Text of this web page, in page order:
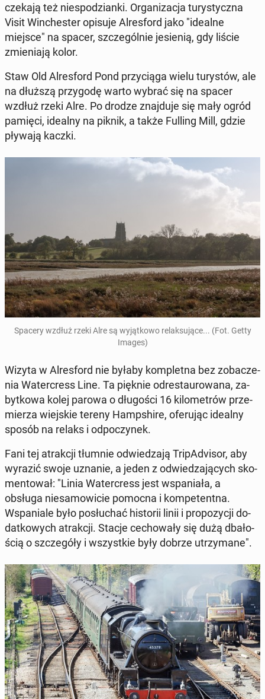
czekają też nie­spo­dzian­ki. Or­ga­ni­za­cja tu­ry­stycz­na
Visit Win­che­ster opisuje Al­res­ford jako "idealne
miejsce" na spacer, szcze­gól­nie je­sie­nią, gdy liście
zmie­nia­ją kolor.
Staw Old Al­res­ford Pond przy­cią­ga wielu tu­ry­stów, ale
na dłuższą przy­go­dę warto wybrać się na spacer
wzdłuż rzeki Alre. Po drodze znaj­du­je się mały ogród
pamięci, idealny na piknik, a także Fulling Mill, gdzie
pływają kaczki.
Spacery wzdłuż rzeki Alre są wy­jąt­ko­wo re­lak­su­ją­ce... (Fot. Getty
Images)
Wizyta w Al­res­ford nie byłaby kom­plet­na bez zo­ba­cze­
nia Wa­ter­cress Line. Ta pięknie od­re­stau­ro­wa­na, za­
byt­ko­wa kolej parowa o dłu­go­ści 16 ki­lo­me­trów prze­
mie­rza wiej­skie tereny Hamp­shi­re, ofe­ru­jąc idealny
sposób na relaks i od­po­czy­nek.
Fani tej atrak­cji tłumnie od­wie­dza­ją Tri­pA­dvi­sor, aby
wyrazić swoje uznanie, a jeden z od­wie­dza­ją­cych sko­
men­to­wał: "Linia Wa­ter­cress jest wspa­nia­ła, a
obsługa nie­sa­mo­wi­cie pomocna i kom­pe­tent­na.
Wspa­nia­le było po­słu­chać hi­sto­rii linii i pro­po­zy­cji do­
dat­ko­wych atrak­cji. Stacje ce­cho­wa­ły się dużą dba­ło­
ścią o szcze­gó­ły i wszyst­kie były dobrze utrzy­ma­ne".